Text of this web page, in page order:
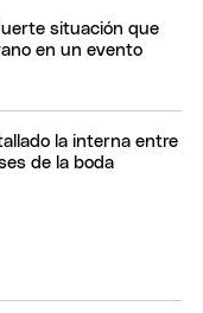
situación que
en un evento
la interna entre
de la boda